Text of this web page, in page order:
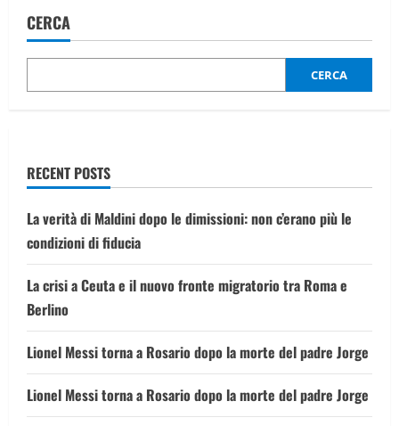
CERCA
CERCA
RECENT POSTS
La verità di Maldini dopo le dimissioni: non c’erano più le
condizioni di fiducia
La crisi a Ceuta e il nuovo fronte migratorio tra Roma e
Berlino
Lionel Messi torna a Rosario dopo la morte del padre Jorge
Lionel Messi torna a Rosario dopo la morte del padre Jorge